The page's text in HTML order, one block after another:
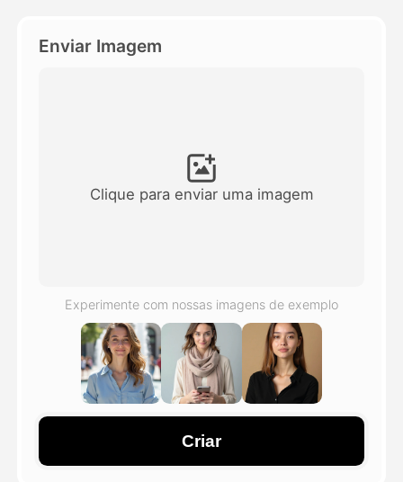
Ver todos os modelos
Blog
Enviar Imagem
Clique para enviar uma imagem
Experimente com nossas imagens de exemplo
Criar